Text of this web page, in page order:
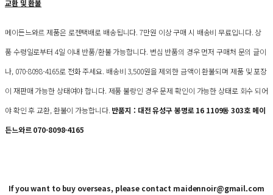
교환 및 환불
메이든느와르 제품은 로젠택배로 배송됩니다. 7만원 이상 구매 시 배송비 무료입니다. 상
품 수령일로부터 4일 이내 반품/환불 가능합니다. 변심 반품의 경우 먼저 구매처 문의 글이
나, 070-8098-4165로 전화 주세요. 배송비 3,500원을 제외한 금액이 환불되며 제품 및 포장
이 재판매 가능한 상태여야 합니다. 제품 불량인 경우 문제 확인이 가능한 상태로 회수 되어
야 확인 후 교환, 환불이 가능합니다. 반품지 : 대전 유성구 봉명로 16 1109동 303호 메이
든느와르 070-8098-4165
If you want to buy overseas, please contact maidennoir@gmail.com